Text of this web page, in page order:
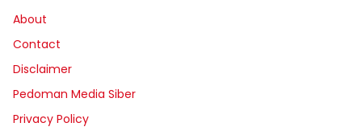
About
Contact
Disclaimer
Pedoman Media Siber
Privacy Policy